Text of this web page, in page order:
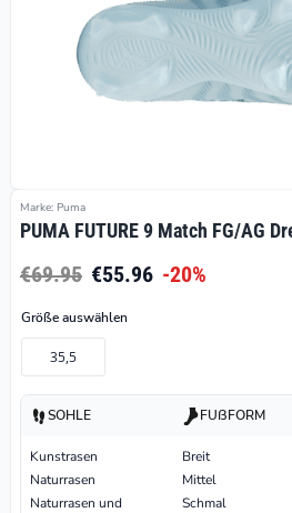
Marke: Puma
PUMA FUTURE 9 Match FG/AG
€69.95 €55.96 -20%
Größe auswählen
35,5
SOHLE
Kunstrasen
Naturrasen
Naturrasen und
FUßFORM
Breit
Mittel
Schmal